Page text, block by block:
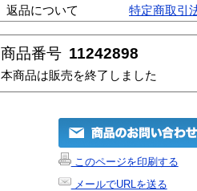
返品について
特定商取引
商品番号 11242898
本商品は販売を終了しました
このページを印刷する
メールでURLを送る